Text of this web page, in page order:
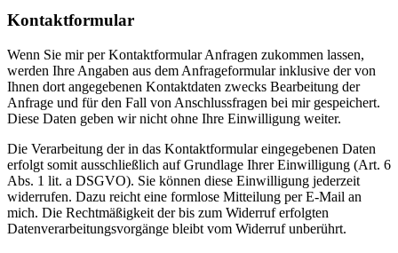
Kontaktformular
Wenn Sie mir per Kontaktformular Anfragen zukommen lassen,
werden Ihre Angaben aus dem Anfrageformular inklusive der von
Ihnen dort angegebenen Kontaktdaten zwecks Bearbeitung der
Anfrage und für den Fall von Anschlussfragen bei mir gespeichert.
Diese Daten geben wir nicht ohne Ihre Einwilligung weiter.
Die Verarbeitung der in das Kontaktformular eingegebenen Daten
erfolgt somit ausschließlich auf Grundlage Ihrer Einwilligung (Art. 6
Abs. 1 lit. a DSGVO). Sie können diese Einwilligung jederzeit
widerrufen. Dazu reicht eine formlose Mitteilung per E-Mail an
mich. Die Rechtmäßigkeit der bis zum Widerruf erfolgten
Datenverarbeitungsvorgänge bleibt vom Widerruf unberührt.